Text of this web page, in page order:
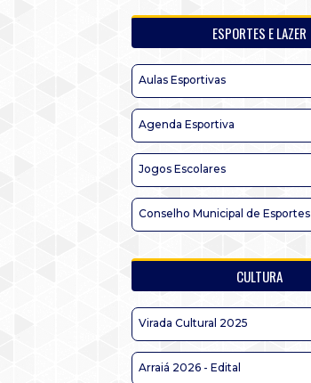
ESPORTES E LAZER
Aulas Esportivas
Agenda Esportiva
Jogos Escolares
Conselho Municipal de Esportes
CULTURA
Virada Cultural 2025
Arraiá 2026 - Edital